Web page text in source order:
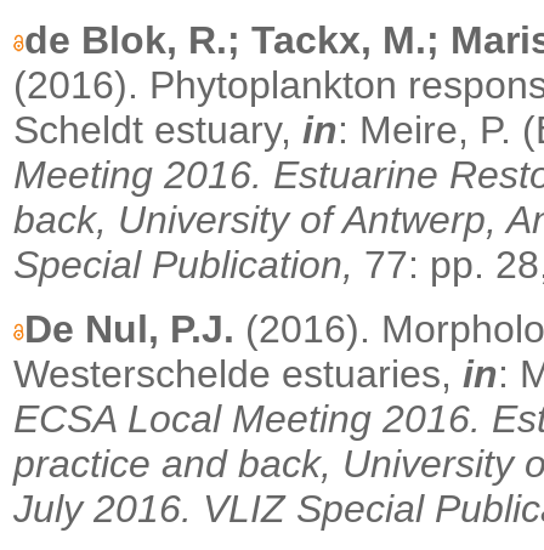
de Blok, R.; Tackx, M.;
(2016). Phytoplankton
Scheldt estuary, in: Meire, P.
Meeting 2016. Estuarine
back, University of Antwerp,
Special Publication, 77: pp.
De Nul, P.J. (2016).
Westerschelde estuaries, in:
ECSA Local Meeting 2016.
practice and back, University
July 2016. VLIZ Special